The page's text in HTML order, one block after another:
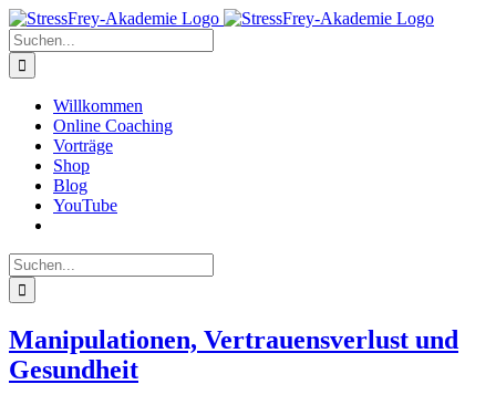
Zum
Inhalt
springen
Suche
nach:
Willkommen
Online Coaching
Vorträge
Shop
Blog
YouTube
Suche
nach:
Manipulationen, Vertrauensverlust und
Gesundheit